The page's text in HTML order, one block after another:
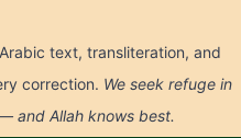
text, transliteration, and
correction. We seek refuge in
and Allah knows best.